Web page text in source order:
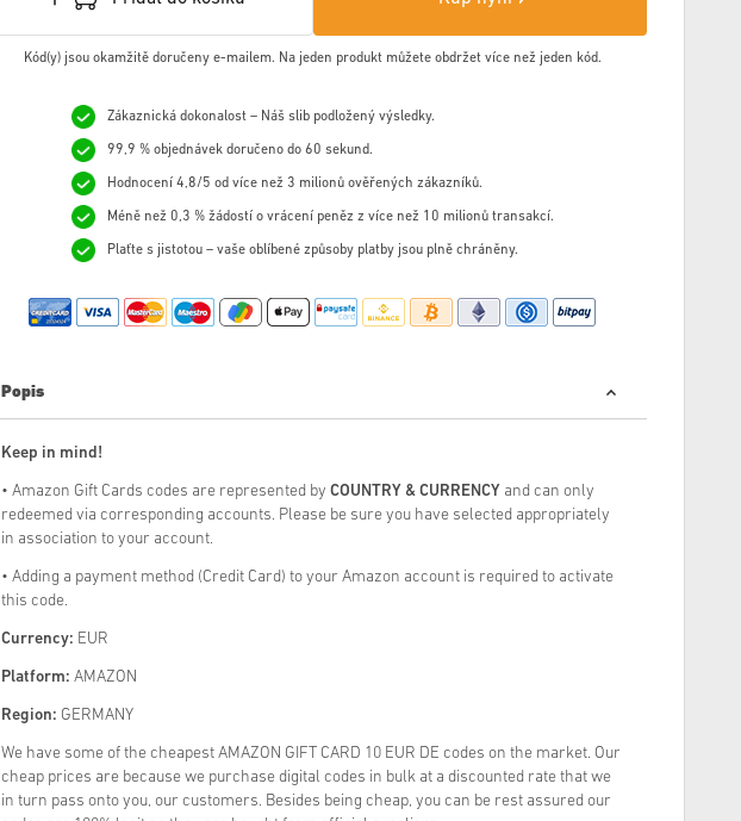
Kód(y) jsou okamžitě doručeny e-mailem. Na jeden produkt můžete obdržet více než jeden kód.
Zákaznická dokonalost – Náš slib podložený výsledky.
99,9 % objednávek doručeno do 60 sekund.
Hodnocení 4,8/5 od více než 3 milionů ověřených zákazníků.
Méně než 0,3 % žádostí o vrácení peněz z více než 10 milionů transakcí.
Plaťte s jistotou – vaše oblíbené způsoby platby jsou plně chráněny.
Popis
Keep in mind!
• Amazon Gift Cards codes are represented by COUNTRY & CURRENCY and can only
redeemed via corresponding accounts. Please be sure you have selected appropriately
in association to your account.
• Adding a payment method (Credit Card) to your Amazon account is required to activate
this code.
Currency: EUR
Platform: AMAZON
Region: GERMANY
We have some of the cheapest AMAZON GIFT CARD 10 EUR DE codes on the market. Our
cheap prices are because we purchase digital codes in bulk at a discounted rate that we
in turn pass onto you, our customers. Besides being cheap, you can be rest assured our